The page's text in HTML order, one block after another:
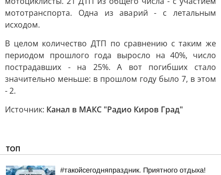
мототранспорта. Одна из аварий - с летальным
исходом.
В целом количество ДТП по сравнению с таким же
периодом прошлого года выросло на 40%, число
пострадавших - на 25%. А вот погибших стало
значительно меньше: в прошлом году было 7, в этом
- 2.
Источник: Канал в МАКС "Радио Киров Град"
ТОП
#такойсегодняпраздник. Приятного отдыха!